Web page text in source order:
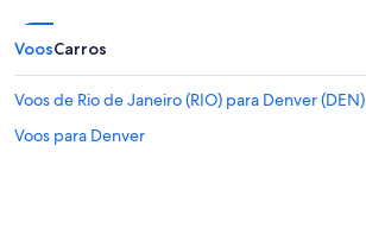
VoosCarros
Voos de Rio de Janeiro (RIO) para Denver (DEN)
Voos para Denver